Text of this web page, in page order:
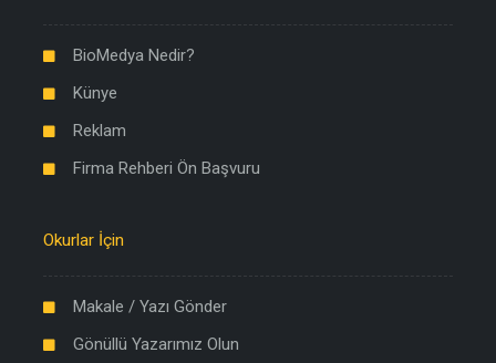
BioMedya Nedir?
Künye
Reklam
Firma Rehberi Ön Başvuru
Okurlar İçin
Makale / Yazı Gönder
Gönüllü Yazarımız Olun